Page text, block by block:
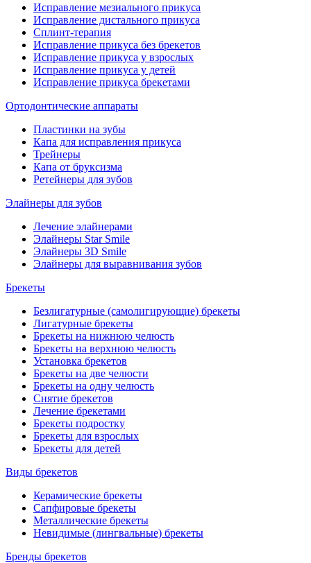
Исправление мезиального прикуса
Исправление дистального прикуса
Сплинт-терапия
Исправление прикуса без брекетов
Исправление прикуса у взрослых
Исправление прикуса у детей
Исправление прикуса брекетами
Ортодонтические аппараты
Пластинки на зубы
Капа для исправления прикуса
Трейнеры
Капа от бруксизма
Ретейнеры для зубов
Элайнеры для зубов
Лечение элайнерами
Элайнеры Star Smile
Элайнеры 3D Smile
Элайнеры для выравнивания зубов
Брекеты
Безлигатурные (самолигирующие) брекеты
Лигатурные брекеты
Брекеты на нижнюю челюсть
Брекеты на верхнюю челюсть
Установка брекетов
Брекеты на две челюсти
Брекеты на одну челюсть
Снятие брекетов
Лечение брекетами
Брекеты подростку
Брекеты для взрослых
Брекеты для детей
Виды брекетов
Керамические брекеты
Сапфировые брекеты
Металлические брекеты
Невидимые (лингвальные) брекеты
Бренды брекетов